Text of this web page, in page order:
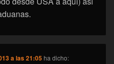
a las 21:05 ha dicho: